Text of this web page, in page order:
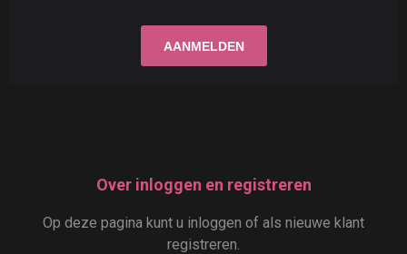
Over inloggen en registreren
Op deze pagina kunt u inloggen of als nieuwe klant
registreren.